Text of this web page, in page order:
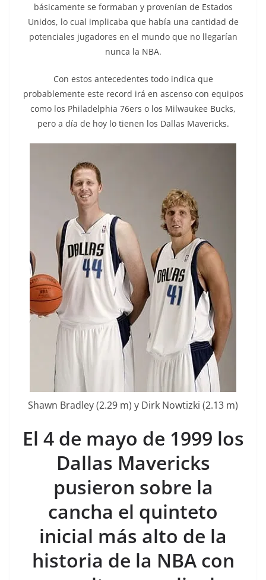
básicamente se formaban y provenían de Estados
Unidos, lo cual implicaba que había una cantidad de
potenciales jugadores en el mundo que no llegarían
nunca la NBA.
Con estos antecedentes todo indica que
probablemente este record irá en ascenso con equipos
como los Philadelphia 76ers o los Milwaukee Bucks,
pero a día de hoy lo tienen los Dallas Mavericks.
Shawn Bradley (2.29 m) y Dirk Nowtizki (2.13 m)
El 4 de mayo de 1999 los
Dallas Mavericks
pusieron sobre la
cancha el quinteto
inicial más alto de la
historia de la NBA con